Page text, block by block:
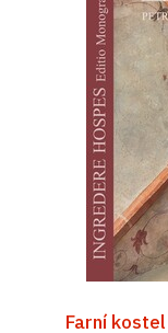
Farní